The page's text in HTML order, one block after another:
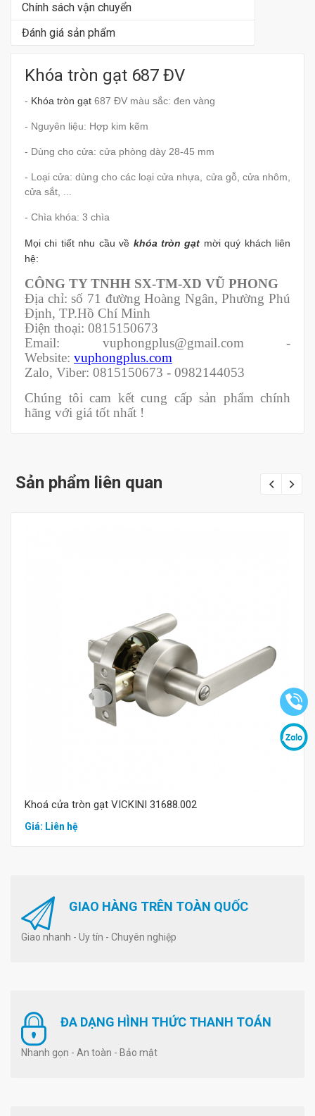
Chính sách vận chuyển
Đánh giá sản phẩm
Khóa tròn gạt 687 ĐV
- Khóa tròn gạt 687 ĐV màu sắc: đen vàng
- Nguyên liệu: Hợp kim kẽm
- Dùng cho cửa: cửa phòng dày 28-45 mm
- Loại cửa: dùng cho các loại cửa nhựa, cửa gỗ, cửa nhôm,
cửa sắt, ...
- Chìa khóa: 3 chìa
Mọi chi tiết nhu cầu về khóa tròn gạt mời quý khách liên
hệ:
CÔNG TY TNHH SX-TM-XD VŨ PHONG
Địa chỉ: số 71 đường Hoàng Ngân, Phường Phú
Định, TP.Hồ Chí Minh
Điện thoại: 0815150673
Email: vuphongplus@gmail.com -
Website: vuphongplus.com
Zalo, Viber: 0815150673 - 0982144053
Chúng tôi cam kết cung cấp sản phẩm chính
hãng với giá tốt nhất !
Sản phẩm liên quan
Mua hàng
Khoá cửa tròn gạt VICKINI 31688.002
Giá: Liên hệ
GIAO HÀNG TRÊN TOÀN QUỐC
Giao nhanh - Uy tín - Chuyên nghiệp
ĐA DẠNG HÌNH THỨC THANH TOÁN
Nhanh gọn - An toàn - Bảo mật